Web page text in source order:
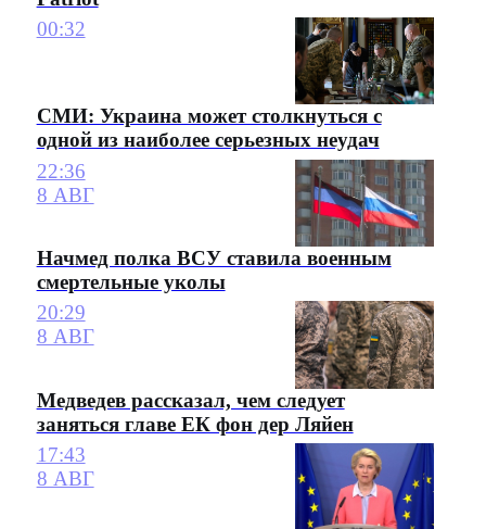
00:32
СМИ: Украина может столкнуться с
одной из наиболее серьезных неудач
22:36
8 АВГ
Начмед полка ВСУ ставила военным
смертельные уколы
20:29
8 АВГ
Медведев рассказал, чем следует
заняться главе ЕК фон дер Ляйен
17:43
8 АВГ